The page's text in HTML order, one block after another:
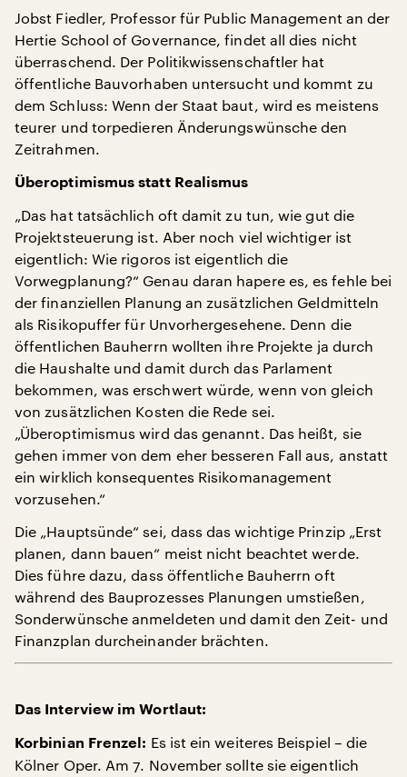
Jobst Fiedler, Professor für Public Management an der
Hertie School of Governance, findet all dies nicht
überraschend. Der Politikwissenschaftler hat
öffentliche Bauvorhaben untersucht und kommt zu
dem Schluss: Wenn der Staat baut, wird es meistens
teurer und torpedieren Änderungswünsche den
Zeitrahmen.
Überoptimismus statt Realismus
„Das hat tatsächlich oft damit zu tun, wie gut die
Projektsteuerung ist. Aber noch viel wichtiger ist
eigentlich: Wie rigoros ist eigentlich die
Vorwegplanung?“ Genau daran hapere es, es fehle bei
der finanziellen Planung an zusätzlichen Geldmitteln
als Risikopuffer für Unvorhergesehene. Denn die
öffentlichen Bauherrn wollten ihre Projekte ja durch
die Haushalte und damit durch das Parlament
bekommen, was erschwert würde, wenn von gleich
von zusätzlichen Kosten die Rede sei.
„Überoptimismus wird das genannt. Das heißt, sie
gehen immer von dem eher besseren Fall aus, anstatt
ein wirklich konsequentes Risikomanagement
vorzusehen.“
Die „Hauptsünde“ sei, dass das wichtige Prinzip „Erst
planen, dann bauen“ meist nicht beachtet werde.
Dies führe dazu, dass öffentliche Bauherrn oft
während des Bauprozesses Planungen umstießen,
Sonderwünsche anmeldeten und damit den Zeit- und
Finanzplan durcheinander brächten.
Das Interview im Wortlaut:
Korbinian Frenzel: Es ist ein weiteres Beispiel – die
Kölner Oper. Am 7. November sollte sie eigentlich